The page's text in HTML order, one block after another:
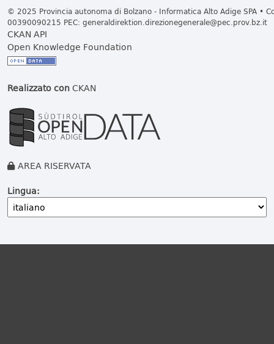
© 2025 Provincia autonoma di Bolzano - Informatica Alto Adige SPA •
00390090215 PEC: generaldirektion.direzionegenerale@pec.prov.bz.it
CKAN API
Open Knowledge Foundation
Realizzato conCKAN
AREA RISERVATA
Lingua